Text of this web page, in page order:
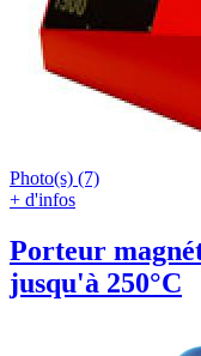
Photo(s) (7)
+ d'infos
Porteur
jusqu'à 250°C